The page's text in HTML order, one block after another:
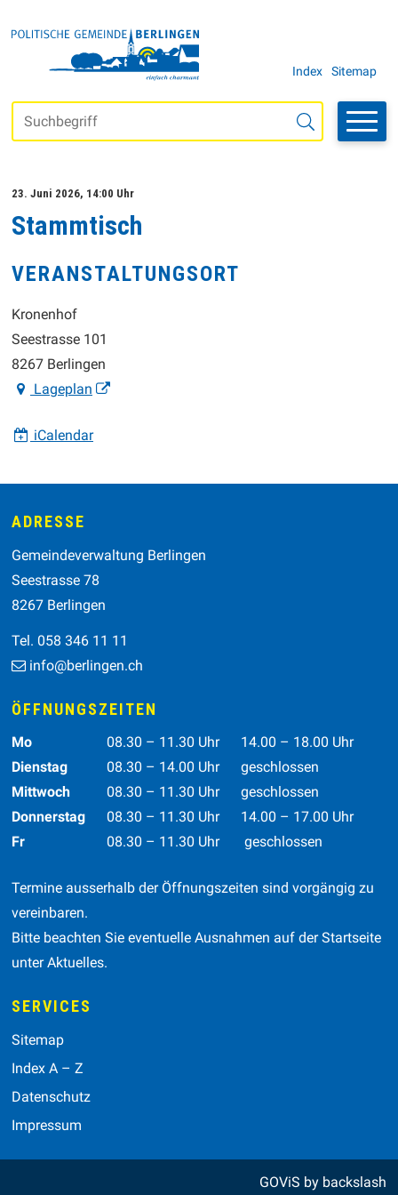
Index Sitemap
Suchbegriff
Suche starten
Stammtisch
23. Juni 2026, 14:00 Uhr
VERANSTALTUNGSORT
Kronenhof
Seestrasse 101
8267 Berlingen
Lageplan
iCalendar
Footer
ADRESSE
Gemeindeverwaltung Berlingen
Seestrasse 78
8267 Berlingen
Tel. 058 346 11 11
info@berlingen.ch
ÖFFNUNGSZEITEN
Wochentag Vormittag Nachmittag
Mo 08.30 – 11.30 Uhr
14.00 – 18.00 Uhr
Dienstag
08.30 – 14.00 Uhr
geschlossen
Mittwoch
08.30 – 11.30 Uhr
geschlossen
Donnerstag
08.30 – 11.30 Uhr
14.00 – 17.00 Uhr
Fr
08.30 – 11.30 Uhr geschlossen
Termine ausserhalb der Öffnungszeiten sind vorgängig zu
vereinbaren.
Bitte beachten Sie eventuelle Ausnahmen auf der Startseite
unter Aktuelles.
SERVICES
Sitemap
Index A – Z
Datenschutz
Impressum
GOViS by backslash